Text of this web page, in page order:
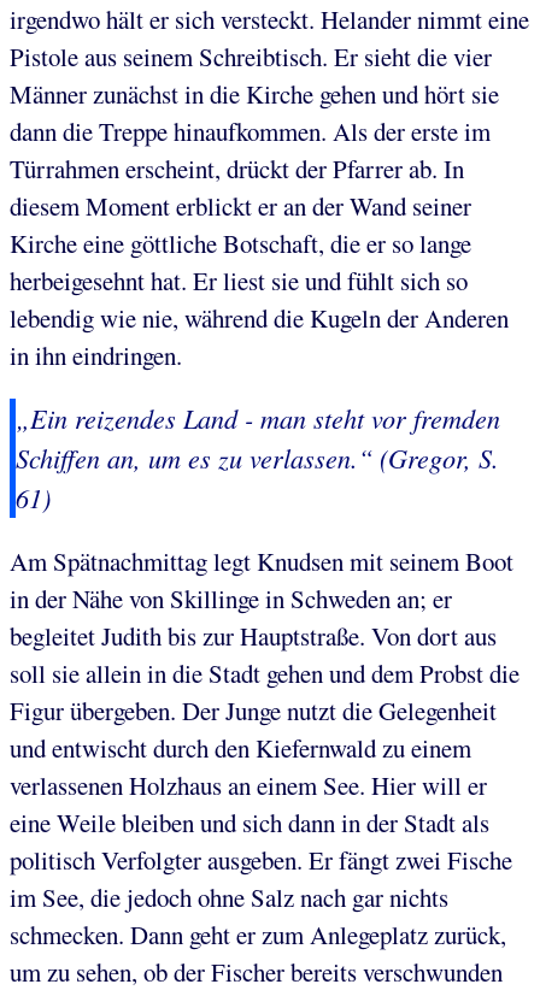
irgendwo hält er sich versteckt. Helander nimmt eine
Pistole aus seinem Schreibtisch. Er sieht die vier
Männer zunächst in die Kirche gehen und hört sie
dann die Treppe hinaufkommen. Als der erste im
Türrahmen erscheint, drückt der Pfarrer ab. In
diesem Moment erblickt er an der Wand seiner
Kirche eine göttliche Botschaft, die er so lange
herbeigesehnt hat. Er liest sie und fühlt sich so
lebendig wie nie, während die Kugeln der Anderen
in ihn eindringen.
„Ein reizendes Land - man steht vor fremden
Schiffen an, um es zu verlassen.“ (Gregor, S.
61)
Am Spätnachmittag legt Knudsen mit seinem Boot
in der Nähe von Skillinge in Schweden an; er
begleitet Judith bis zur Hauptstraße. Von dort aus
soll sie allein in die Stadt gehen und dem Probst die
Figur übergeben. Der Junge nutzt die Gelegenheit
und entwischt durch den Kiefernwald zu einem
verlassenen Holzhaus an einem See. Hier will er
eine Weile bleiben und sich dann in der Stadt als
politisch Verfolgter ausgeben. Er fängt zwei Fische
im See, die jedoch ohne Salz nach gar nichts
schmecken. Dann geht er zum Anlegeplatz zurück,
um zu sehen, ob der Fischer bereits verschwunden